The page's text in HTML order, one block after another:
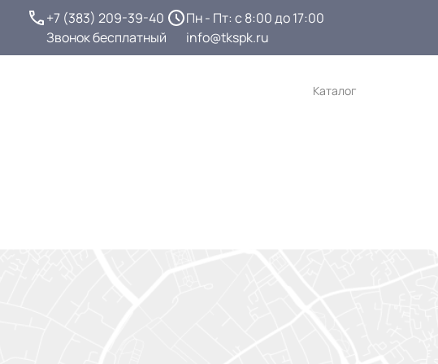
+7 (383) 209-39-40
Звонок бесплатный
Пн - Пт: с 8:00 до 17:00
info@tkspk.ru
Каталог